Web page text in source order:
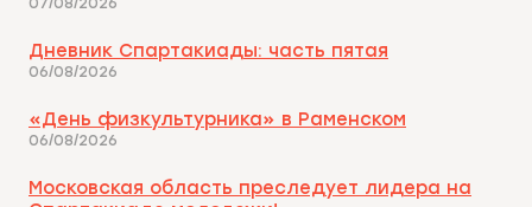
Дневник Спартакиады: часть пятая
06/08/2026
«День физкультурника» в Раменском
06/08/2026
Московская область преследует лидера на